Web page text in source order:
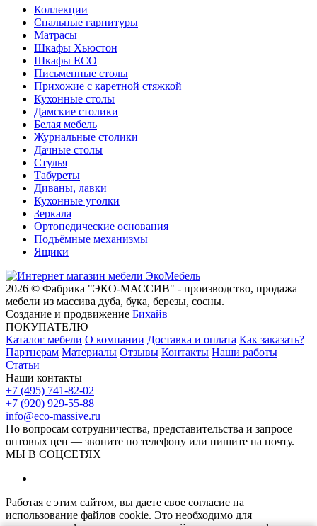
Коллекции
Спальные гарнитуры
Матрасы
Шкафы Хьюстон
Шкафы ECO
Письменные столы
Прихожие с каретной стяжкой
Кухонные столы
Дамские столики
Белая мебель
Журнальные столики
Дачные столы
Стулья
Табуреты
Диваны, лавки
Кухонные уголки
Зеркала
Ортопедические основания
Подъёмные механизмы
Ящики
2026 © Фабрика "ЭКО-МАССИВ" - производство, продажа
мебели из массива дуба, бука, березы, сосны.
Создание и продвижение Бихайв
ПОКУПАТЕЛЮ
Каталог мебели О компании Доставка и оплата Как заказать?
Партнерам Материалы Отзывы Контакты Наши работы
Статьи
Наши контакты
+7 (495) 741-82-02
+7 (920) 929-55-88
info@eco-massive.ru
По вопросам сотрудничества, представи­тельства и запросе
оптовых цен — звоните по телефону или пишите на почту.
МЫ В СОЦСЕТЯХ
Работая с этим сайтом, вы даете свое согласие на
использование файлов cookie. Это необходимо для